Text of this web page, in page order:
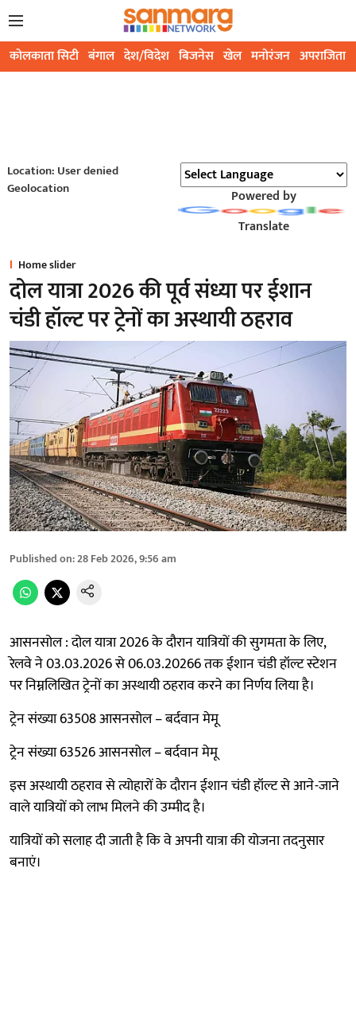
कोलकाता सिटी बंगाल देश/विदेश बिजनेस खेल मनोरंजन अपराजिता
Location: User denied
Geolocation
Powered by
Translate
Home slider
दोल यात्रा 2026 की पूर्व संध्या पर ईशान
चंडी हॉल्ट पर ट्रेनों का अस्थायी ठहराव
Published on:28 Feb 2026, 9:56 am
आसनसोल : दोल यात्रा 2026 के दौरान यात्रियों की सुगमता के लिए,
रेलवे ने 03.03.2026 से 06.03.20266 तक ईशान चंडी हॉल्ट स्टेशन
पर निम्नलिखित ट्रेनों का अस्थायी ठहराव करने का निर्णय लिया है।
ट्रेन संख्या 63508 आसनसोल – बर्दवान मेमू
ट्रेन संख्या 63526 आसनसोल – बर्दवान मेमू
इस अस्थायी ठहराव से त्योहारों के दौरान ईशान चंडी हॉल्ट से आने-जाने
वाले यात्रियों को लाभ मिलने की उम्मीद है।
यात्रियों को सलाह दी जाती है कि वे अपनी यात्रा की योजना तदनुसार
बनाएं।